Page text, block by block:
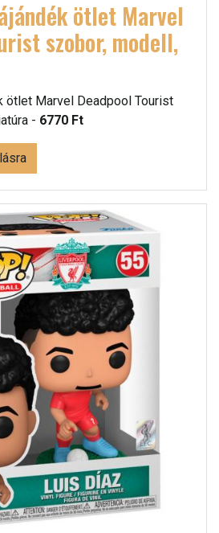
ötlet Marvel
szobor, modell,
ötlet Marvel Deadpool Tourist
- 6770 Ft